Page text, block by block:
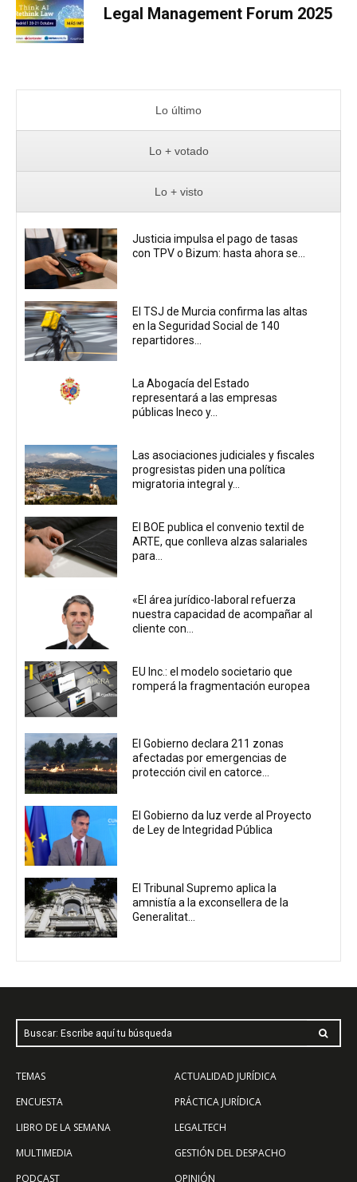
Legal Management Forum 2025
Lo último
Lo + votado
Lo + visto
Justicia impulsa el pago de tasas
con TPV o Bizum: hasta ahora se...
El TSJ de Murcia confirma las altas
en la Seguridad Social de 140
repartidores...
La Abogacía del Estado
representará a las empresas
públicas Ineco y...
Las asociaciones judiciales y fiscales
progresistas piden una política
migratoria integral y...
El BOE publica el convenio textil de
ARTE, que conlleva alzas salariales
para...
«El área jurídico-laboral refuerza
nuestra capacidad de acompañar al
cliente con...
EU Inc.: el modelo societario que
romperá la fragmentación europea
El Gobierno declara 211 zonas
afectadas por emergencias de
protección civil en catorce...
El Gobierno da luz verde al Proyecto
de Ley de Integridad Pública
El Tribunal Supremo aplica la
amnistía a la exconsellera de la
Generalitat...
Buscar: Escribe aquí tu búsqueda
TEMAS
ENCUESTA
LIBRO DE LA SEMANA
MULTIMEDIA
PODCAST
ACTUALIDAD JURÍDICA
PRÁCTICA JURÍDICA
LEGALTECH
GESTIÓN DEL DESPACHO
OPINIÓN